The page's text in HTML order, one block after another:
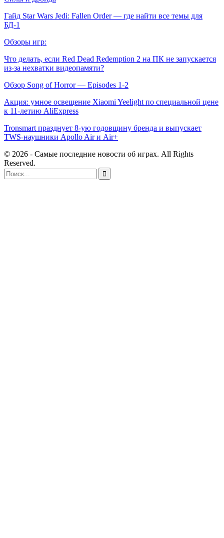
Гайд Star Wars Jedi: Fallen Order — где найти все темы для
БД-1
Обзоры игр:
Что делать, если Red Dead Redemption 2 на ПК не запускается
из-за нехватки видеопамяти?
Обзор Song of Horror — Episodes 1-2
Акция: умное освещение Xiaomi Yeelight по специальной цене
к 11-летию AliExpress
Tronsmart празднует 8-ую годовщину бренда и выпускает
TWS-наушники Apollo Air и Air+
© 2026 - Самые последние новости об играх. All Rights
Reserved.